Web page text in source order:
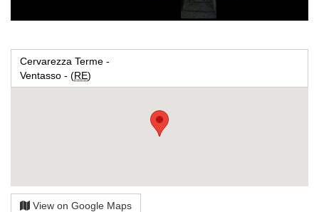
Cervarezza Terme -
Ventasso - (RE)
View on Google Maps